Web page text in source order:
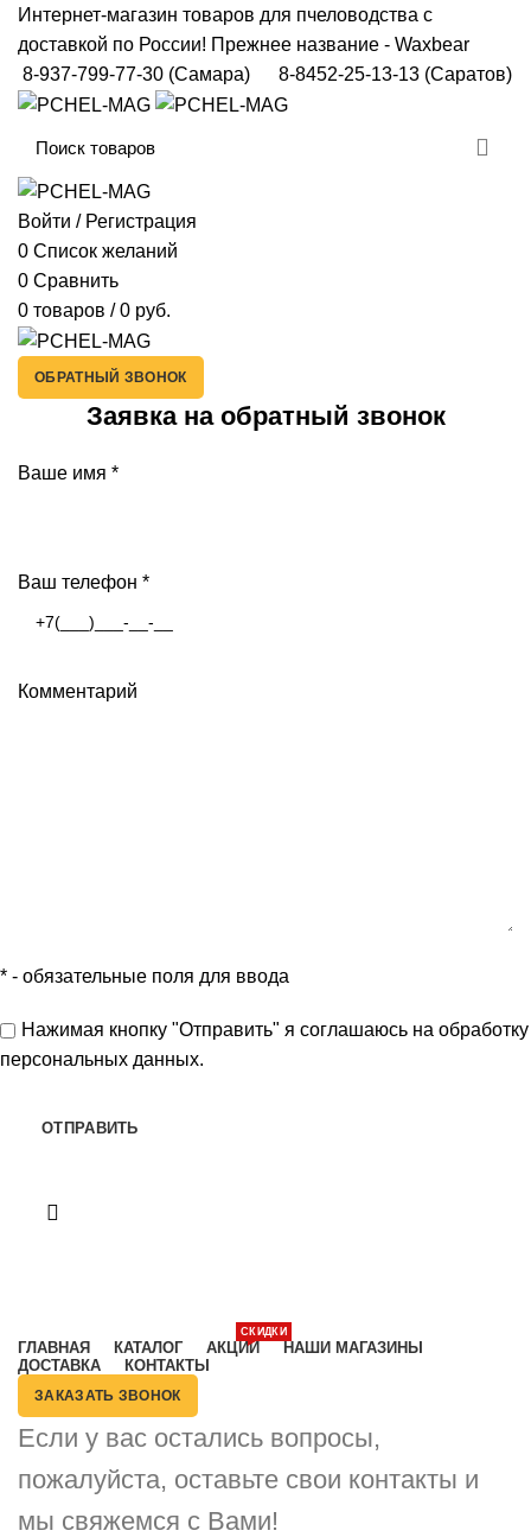
Интернет-магазин товаров для пчеловодства с
доставкой по России! Прежнее название - Waxbear
8-937-799-77-30 (Самара) 8-8452-25-13-13 (Саратов)
Войти / Регистрация
0 Список желаний
0 Сравнить
0 товаров / 0 руб.
ОБРАТНЫЙ ЗВОНОК
Заявка на обратный звонок
Ваше имя *
Ваш телефон *
Комментарий
* - обязательные поля для ввода
Нажимая кнопку "Отправить" я соглашаюсь на обработку
персональных данных.
ГЛАВНАЯ КАТАЛОГ АКЦИИ
СКИДКИ
НАШИ МАГАЗИНЫ
ДОСТАВКА
КОНТАКТЫ
ЗАКАЗАТЬ ЗВОНОК
Если у вас остались вопросы,
пожалуйста, оставьте свои контакты и
мы свяжемся с Вами!